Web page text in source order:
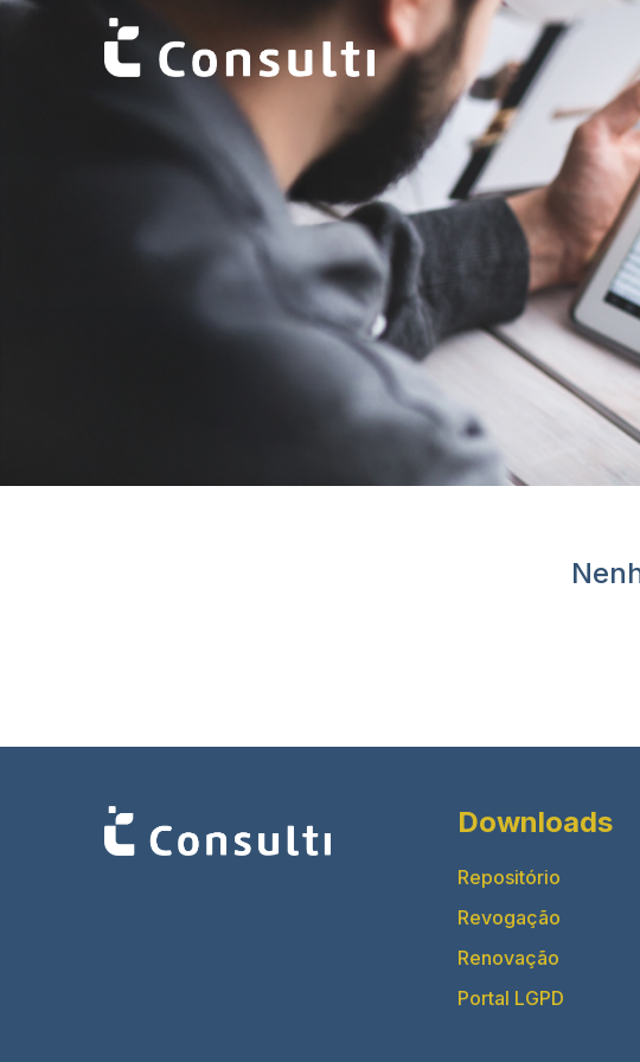
Downloads
Repositório
Revogação
Renovação
Portal LGPD